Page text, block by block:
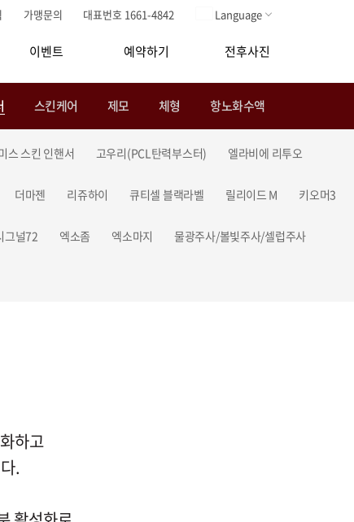
가맹문의 대표번호 1661-4842 Language
이벤트 예약하기 전후사진
스 스킨 인핸서 고우리(PCL탄력부스터) 엘라비에 리투오
더마젠 리쥬하이 큐티셀 블랙라벨 릴리이드 M 키오머3
그널72 엑소좀 엑소마지 물광주사/볼빛주사/셀럽주사
스킨케어 제모 체형 항노화수액
하고
.